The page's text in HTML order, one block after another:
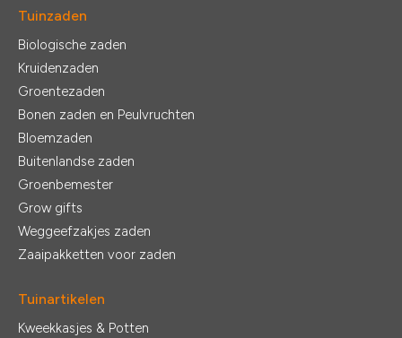
Tuinzaden
Biologische zaden
Kruidenzaden
Groentezaden
Bonen zaden en Peulvruchten
Bloemzaden
Buitenlandse zaden
Groenbemester
Grow gifts
Weggeefzakjes zaden
Zaaipakketten voor zaden
Tuinartikelen
Kweekkasjes & Potten